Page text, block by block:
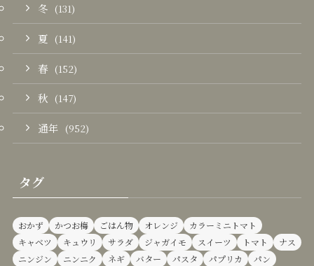
冬 (131)
夏 (141)
春 (152)
秋 (147)
通年 (952)
タグ
おかず かつお梅 ごはん物 オレンジ
カラーミニトマト
キャベツ
キュウリ サラダ ジャガイモ スイーツ トマト
ナス
ニンジン
ニンニク ネギ バター パスタ パプリカ
パン